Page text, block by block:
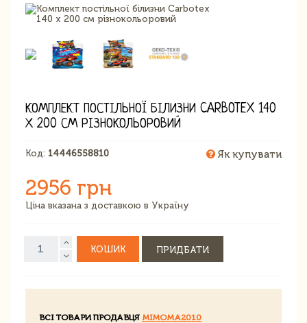
КОМПЛЕКТ ПОСТІЛЬНОЇ БІЛИЗНИ CARBOTEX 140
Х 200 СМ РІЗНОКОЛЬОРОВИЙ
Код: 14446558810 Як купувати
2956 грн
Ціна вказана з доставкою в Україну
КОШИК ПРИДБАТИ
ВСІ ТОВАРИ ПРОДАВЦЯ MIMOMA2010